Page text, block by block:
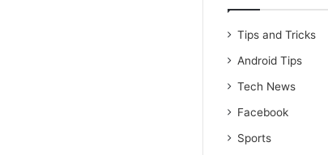
Tips and Tricks
Android Tips
Tech News
Facebook
Sports